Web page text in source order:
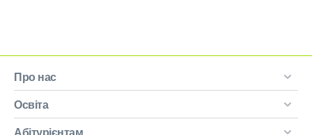
Про нас
Освіта